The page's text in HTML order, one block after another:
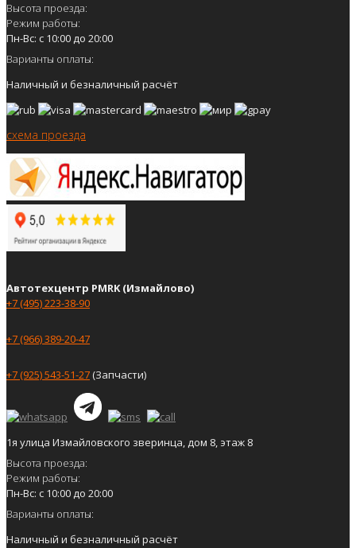
Высота проезда:
Режим работы:
Пн-Вс: с 10:00 до 20:00
Варианты оплаты:
Наличный и безналичный расчёт
схема проезда
Автотехцентр PMRK (Измайлово)
+7 (495) 223-38-90
+7 (966) 389-20-47
+7 (925) 543-51-27(Запчасти)
1я улица Измайловского зверинца, дом 8, этаж 8
Высота проезда:
Режим работы:
Пн-Вс: с 10:00 до 20:00
Варианты оплаты:
Наличный и безналичный расчёт